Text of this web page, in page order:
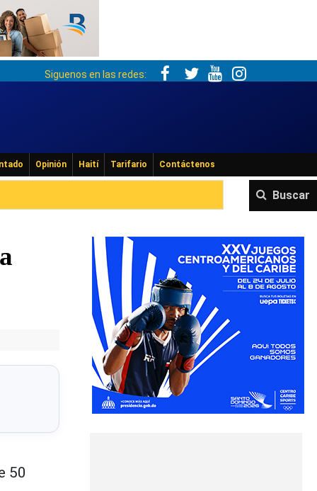
Siguenos en las redes:
Opinión Haití Tarifario Contáctenos
Buscar
50